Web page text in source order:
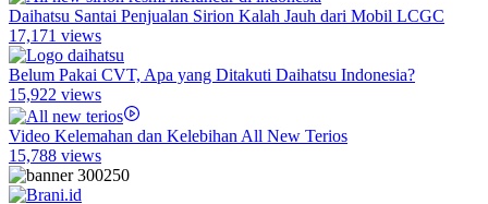
Daihatsu Santai Penjualan Sirion Kalah Jauh dari Mobil LCGC
17,171 views
Belum Pakai CVT, Apa yang Ditakuti Daihatsu Indonesia?
15,922 views
Video Kelemahan dan Kelebihan All New Terios
15,788 views